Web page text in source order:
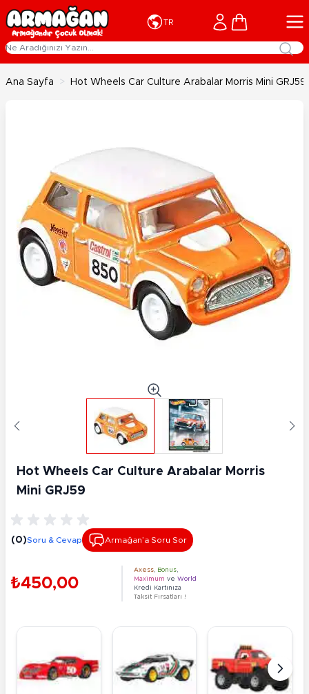
İçeriğe geç
TR Cart
Ana Sayfa > Hot Wheels Car Culture Arabalar Morris Mini GRJ59
Hot Wheels Car Culture Arabalar Morris
Mini GRJ59
(0)Soru & Cevap Armağan’a Soru Sor
₺450,00
Axess Bonus
Maximum ve World
Kredi Kartınıza
Taksit Fırsatları !